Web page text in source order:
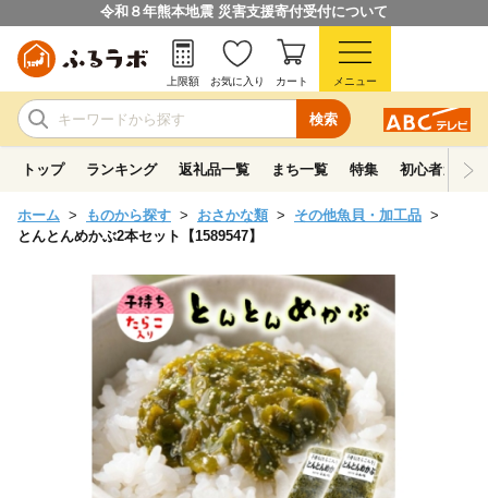
令和８年熊本地震 災害支援寄付受付について
検索
上限額 お気に入り カート メニュー
トップ ランキング 返礼品一覧 まち一覧 特集 初心者ガイド
ホーム ものから探す おさかな類
その他魚貝・加工品
とんとんめかぶ2本セット【1589547】